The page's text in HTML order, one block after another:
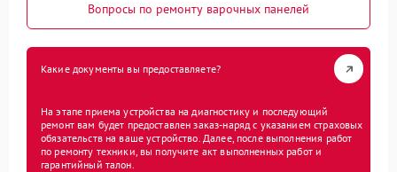
Вопросы по ремонту варочных панелей
Какие документы вы предоставляете?
На этапе приема устройства на диагностику и последующий
ремонт вам будет предоставлен заказ-наряд с указанием страховых
обязательств на ваше устройство. Далее, после выполнения работ
по ремонту техники, вы получите акт выполненных работ и
гарантийный талон.